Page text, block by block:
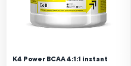
K4 Power BCAA 4:1:1 instant